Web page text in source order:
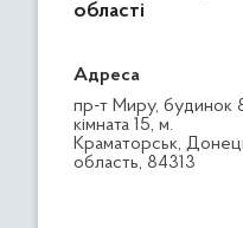
області
Адреса
пр-т Миру, будинок
кімната 15, м.
Краматорськ,
область, 84313